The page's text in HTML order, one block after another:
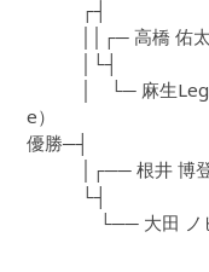
┌┤
││┌─ 高橋 佑太
│└┤
│ └─ 麻生Leg
e）
優勝─┤
│┌── 根井 博登（
└┤
└── 大田 ノヒロ